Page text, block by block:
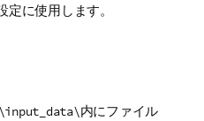
に使用します。
内にファイル